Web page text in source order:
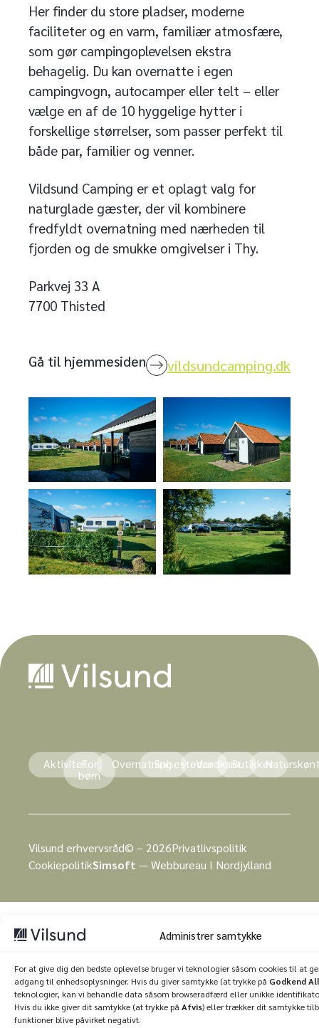
Administrer samtykke
For at give dig den bedste oplevelse bruger vi teknologier såsom cookies til at
adgang til enhedsoplysninger. Hvis du giver samtykke (at trykke på Godkend
teknologier, kan vi behandle data såsom browseradfærd eller unikke
Hvis du ikke giver dit samtykke (at trykke på Afvis) eller trækker dit samtykke
funktioner blive påvirket negativt.
Her finder du store pladser, moderne
faciliteter og en varm, familiær atmosfære,
som gør campingoplevelsen ekstra
behagelig. Du kan overnatte i egen
campingvogn, autocamper eller telt – eller
vælge en af de 10 hyggelige hytter i
forskellige størrelser, som passer perfekt til
både par, familier og venner.
Vildsund Camping er et oplagt valg for
naturglade gæster, der vil kombinere
fredfyldt overnatning med nærheden til
fjorden og de smukke omgivelser i Thy.
Parkvej 33 A
7700 Thisted
Gå til hjemmesiden vildsundcamping.dk
AktivitetFor
børn
OvernatningSpisestederVandkantButikker
Vilsund erhvervsråd© – 2026Privatlivspolitik
CookiepolitikSimsoft — Webbureau I Nordjylland